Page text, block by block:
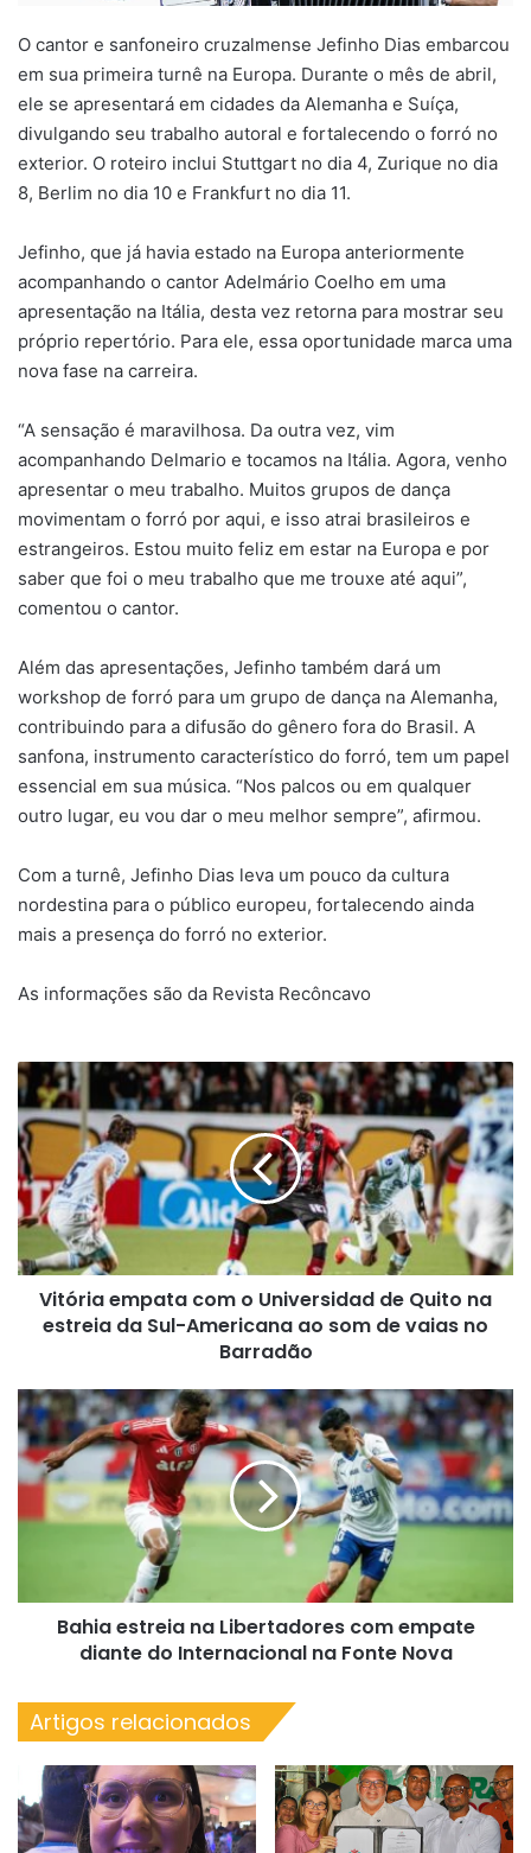
O cantor e sanfoneiro cruzalmense Jefinho Dias embarcou
em sua primeira turnê na Europa. Durante o mês de abril,
ele se apresentará em cidades da Alemanha e Suíça,
divulgando seu trabalho autoral e fortalecendo o forró no
exterior. O roteiro inclui Stuttgart no dia 4, Zurique no dia
8, Berlim no dia 10 e Frankfurt no dia 11.
Jefinho, que já havia estado na Europa anteriormente
acompanhando o cantor Adelmário Coelho em uma
apresentação na Itália, desta vez retorna para mostrar seu
próprio repertório. Para ele, essa oportunidade marca uma
nova fase na carreira.
“A sensação é maravilhosa. Da outra vez, vim
acompanhando Delmario e tocamos na Itália. Agora, venho
apresentar o meu trabalho. Muitos grupos de dança
movimentam o forró por aqui, e isso atrai brasileiros e
estrangeiros. Estou muito feliz em estar na Europa e por
saber que foi o meu trabalho que me trouxe até aqui”,
comentou o cantor.
Além das apresentações, Jefinho também dará um
workshop de forró para um grupo de dança na Alemanha,
contribuindo para a difusão do gênero fora do Brasil. A
sanfona, instrumento característico do forró, tem um papel
essencial em sua música. “Nos palcos ou em qualquer
outro lugar, eu vou dar o meu melhor sempre”, afirmou.
Com a turnê, Jefinho Dias leva um pouco da cultura
nordestina para o público europeu, fortalecendo ainda
mais a presença do forró no exterior.
As informações são da Revista Recôncavo
Vitória
empata
com
o
Universidad
de
Quito
estreia
Sul-
som
de
vaias
no
Barradão
Vitória empata com o Universidad de Quito na
estreia da Sul-Americana ao som de vaias no
Barradão
Bahia
estreia
na
Libertadores
empate
Internacional
Bahia estreia na Libertadores com empate
diante do Internacional na Fonte Nova
Artigos relacionados